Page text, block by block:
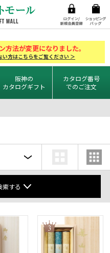
方法が変更になりました。
方はこちらをご覧ください ＞
阪神の
カタログギフト
カタログ番号
でのご注文
索する